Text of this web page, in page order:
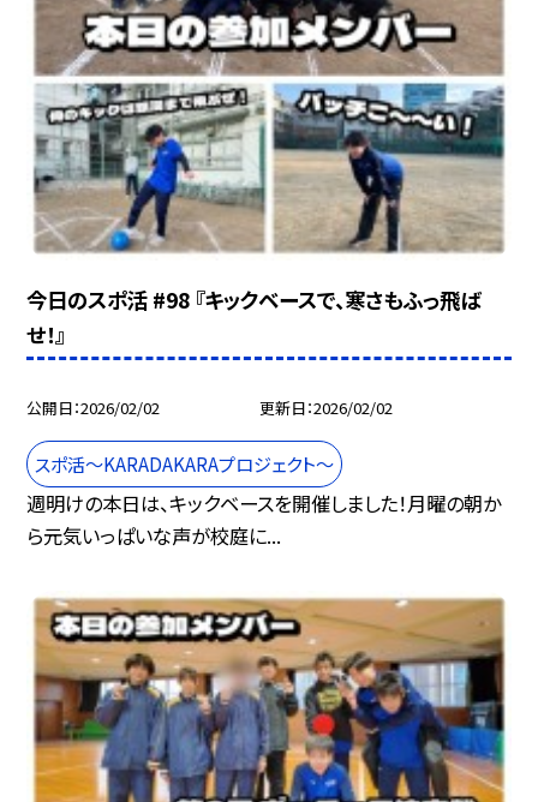
今日のスポ活 #98 『キックベースで、寒さもふっ飛ば
せ！』
公開日 2026/02/02 更新日 2026/02/02
スポ活～KARADAKARAプロジェクト～
週明けの本日は、キックベースを開催しました！月曜の朝か
ら元気いっぱいな声が校庭に...